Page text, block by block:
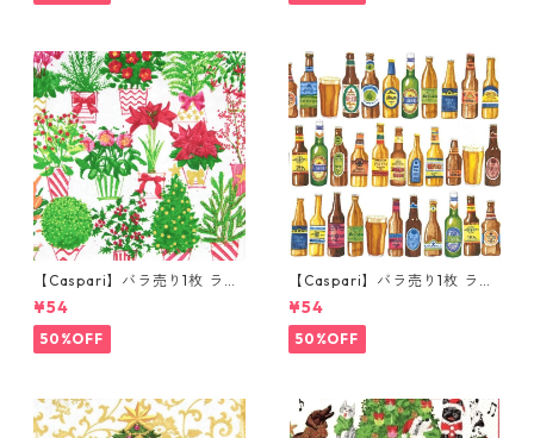
【Caspari】バラ売り1枚 ラン
チサイズ ペーパーナプキン Ch
ristmas Flower Market ホワ
イト
¥54
50%OFF
【Caspari】バラ売り1枚 ラン
チサイズ ペーパーナプキン 99
Bottles ホワイト
¥54
50%OFF